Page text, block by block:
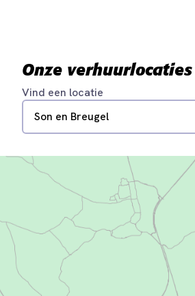
Onze verhuurlocaties
Vind een locatie
Son en Breugel